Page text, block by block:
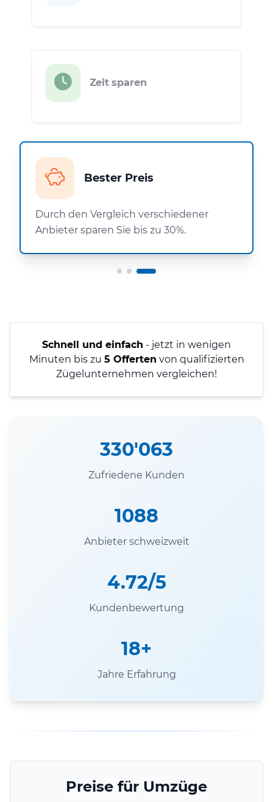
Zeit sparen
Bester Preis
Durch den Vergleich verschiedener
Anbieter sparen Sie bis zu 30%.
Schnell und einfach - jetzt in wenigen
Minuten bis zu 5 Offerten von qualifizierten
Zügelunternehmen vergleichen!
330'063
Zufriedene Kunden
1088
Anbieter schweizweit
4.72/5
Kundenbewertung
18+
Jahre Erfahrung
Preise für Umzüge